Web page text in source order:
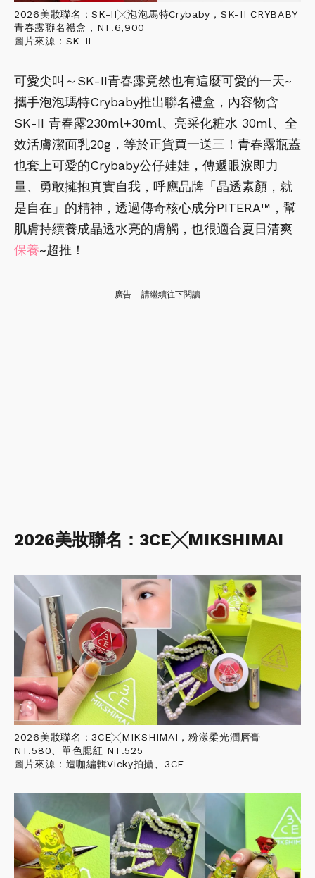
2026美妝聯名：SK-II╳泡泡馬特Crybaby，SK-II CRYBABY
青春露聯名禮盒，NT.6,900
圖片來源：SK-II
可愛尖叫～SK-II青春露竟然也有這麼可愛的一天~
攜手泡泡瑪特Crybaby推出聯名禮盒，內容物含
SK-II 青春露230ml+30ml、亮采化粧水 30ml、全
效活膚潔面乳20g，等於正貨買一送三！青春露瓶蓋
也套上可愛的Crybaby公仔娃娃，傳遞眼淚即力
量、勇敢擁抱真實自我，呼應品牌「晶透素顏，就
是自在」的精神，透過傳奇核心成分PITERA™，幫
肌膚持續養成晶透水亮的膚觸，也很適合夏日清爽
保養~超推！
廣告 - 請繼續往下閱讀
2026美妝聯名：3CE╳MIKSHIMAI
2026美妝聯名：3CE╳MIKSHIMAI，粉漾柔光潤唇膏
NT.580、單色腮紅 NT.525
圖片來源：造咖編輯Vicky拍攝、3CE